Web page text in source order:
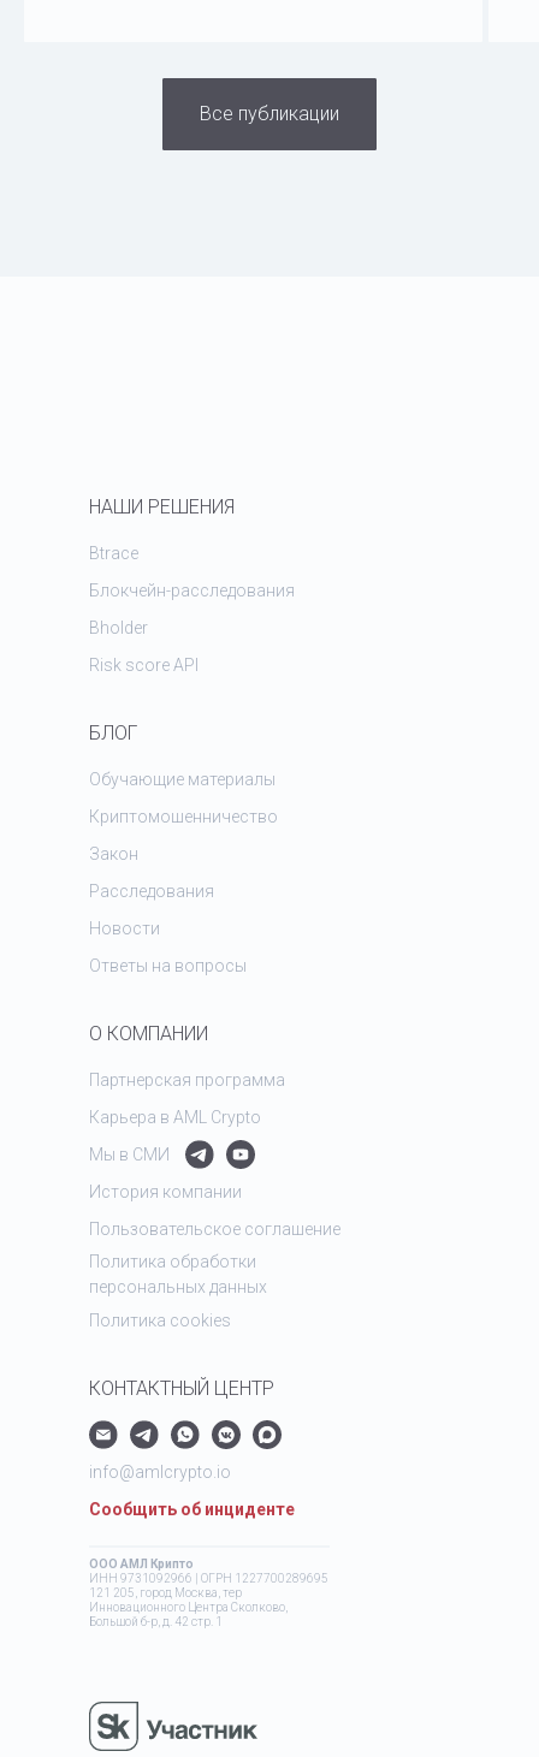
Все публикации
ООО АМЛ Крипто
ИНН 9731092966 | ОГРН 1227700289695
121 205, город Москва, тер
Инновационного Центра Сколково,
Большой б-р, д. 42 стр. 1
БЛОГ
НАШИ РЕШЕНИЯ
Btrace
Блокчейн-расследования
Bholder
Risk score API
Обучающие материалы
Закон
Криптомошенничество
Расследования
Новости
Ответы на вопросы
О КОМПАНИИ
Партнерская программа
Карьера в AML Crypto
Мы в СМИ
История компании
Пользовательское соглашение
Политика обработки
персональных данных
Политика cookies
КОНТАКТНЫЙ ЦЕНТР
info@amlcrypto.io
Сообщить об инциденте